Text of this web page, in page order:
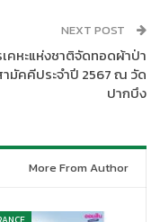
ฝ่ายช่องทางการจัด
– CAO)บริษัท เจนเนอ
)กล่าวว่า “ตามที่ได้มีการ
มุ่งส่งเสริมและผลักดัน
ง Right –
แกร่ง Right Growing
บบ และ Right Training
NEXT POST
คหะแห่งชาติจัดทอดผ้าป่า
มัคคีประจำปี 2567 ณ วัด
ปากบึง
More From Author